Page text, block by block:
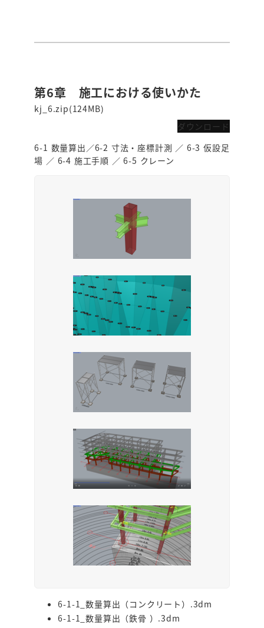
第6章 施工における使いかた
kj_6.zip(124MB)
ダウンロード
6-1 数量算出／6-2 寸法・座標計測 ／ 6-3 仮設足
場 ／ 6-4 施工手順 ／ 6-5 クレーン
6-1-1_数量算出（コンクリート）.3dm
6-1-1_数量算出（鉄骨 ）.3dm